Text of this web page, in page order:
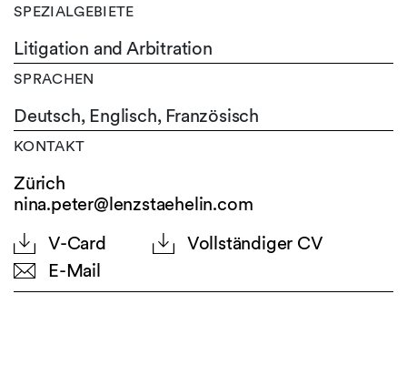
SPEZIALGEBIETE
Litigation and Arbitration
SPRACHEN
Deutsch, Englisch, Französisch
KONTAKT
Zürich
nina.peter@lenzstaehelin.com
V-Card
Vollständiger CV
E-Mail